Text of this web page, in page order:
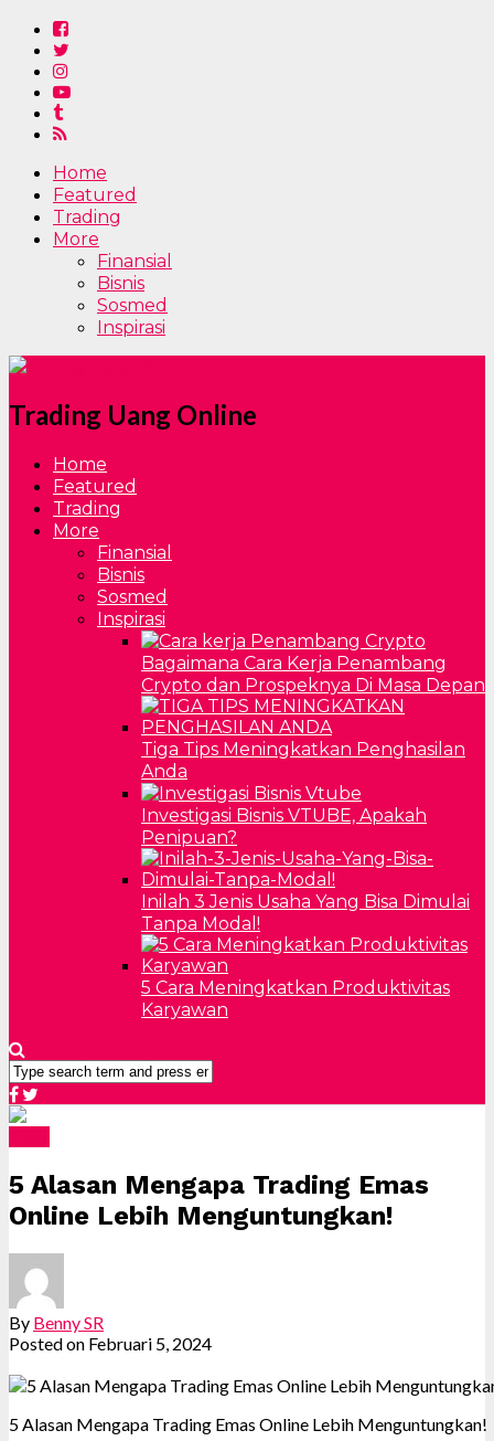
Home
Featured
Trading
More
Finansial
Bisnis
Sosmed
Inspirasi
Trading Uang Online
Home
Featured
Trading
More
Finansial
Bisnis
Sosmed
Inspirasi
Bagaimana Cara Kerja Penambang
Crypto dan Prospeknya Di Masa Depan
Tiga Tips Meningkatkan Penghasilan
Anda
Investigasi Bisnis VTUBE, Apakah
Penipuan?
Inilah 3 Jenis Usaha Yang Bisa Dimulai
Tanpa Modal!
5 Cara Meningkatkan Produktivitas
Karyawan
5 Alasan Mengapa Trading Emas
Online Lebih Menguntungkan!
By Benny SR
Posted on Februari 5, 2024
5 Alasan Mengapa Trading Emas Online Lebih Menguntungkan!